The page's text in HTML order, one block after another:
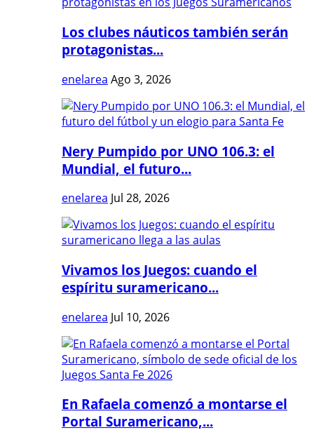
Los clubes náuticos también serán
protagonistas...
enelarea Ago 3, 2026
Nery Pumpido por UNO 106.3: el
Mundial, el futuro...
enelarea Jul 28, 2026
Vivamos los Juegos: cuando el
espíritu suramericano...
enelarea Jul 10, 2026
En Rafaela comenzó a montarse el
Portal Suramericano,...